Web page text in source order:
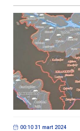
00:10 31 mart 2024